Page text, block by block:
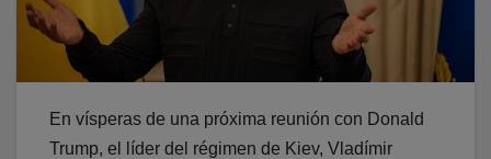
En vísperas de una próxima reunión con Donald
Trump, el líder del régimen de Kiev, Vladímir